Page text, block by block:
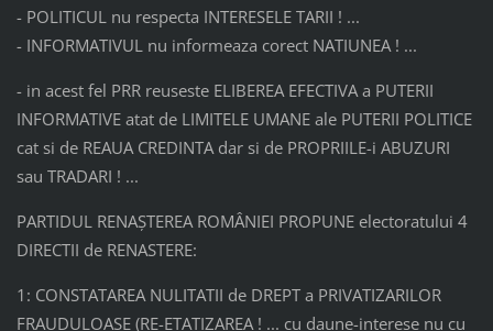
- POLITICUL nu respecta INTERESELE TARII ! ...
- INFORMATIVUL nu informeaza corect NATIUNEA ! ...
- in acest fel PRR reuseste ELIBEREA EFECTIVA a PUTERII
INFORMATIVE atat de LIMITELE UMANE ale PUTERII POLITICE
cat si de REAUA CREDINTA dar si de PROPRIILE-i ABUZURI
sau TRADARI ! ...
PARTIDUL RENAŞTEREA ROMÂNIEI PROPUNE electoratului 4
DIRECTII de RENASTERE:
1: CONSTATAREA NULITATII de DREPT a PRIVATIZARILOR
FRAUDULOASE (RE-ETATIZAREA ! ... cu daune-interese nu cu